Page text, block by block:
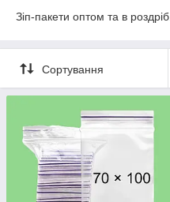
Зіп-пакети оптом та в роздріб.
Сортування